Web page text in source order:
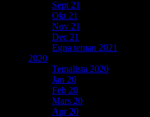
Sept 21
Okt 21
Nov 21
Dec 21
Egna teman 2021
2020
Temalista 2020
Jan 20
Feb 20
Mars 20
Apr 20